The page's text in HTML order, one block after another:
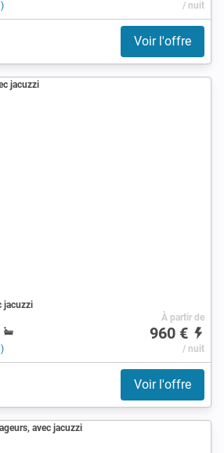
/ nuit
Voir l'offre
jacuzzi
À partir de
960 €
/ nuit
Voir l'offre